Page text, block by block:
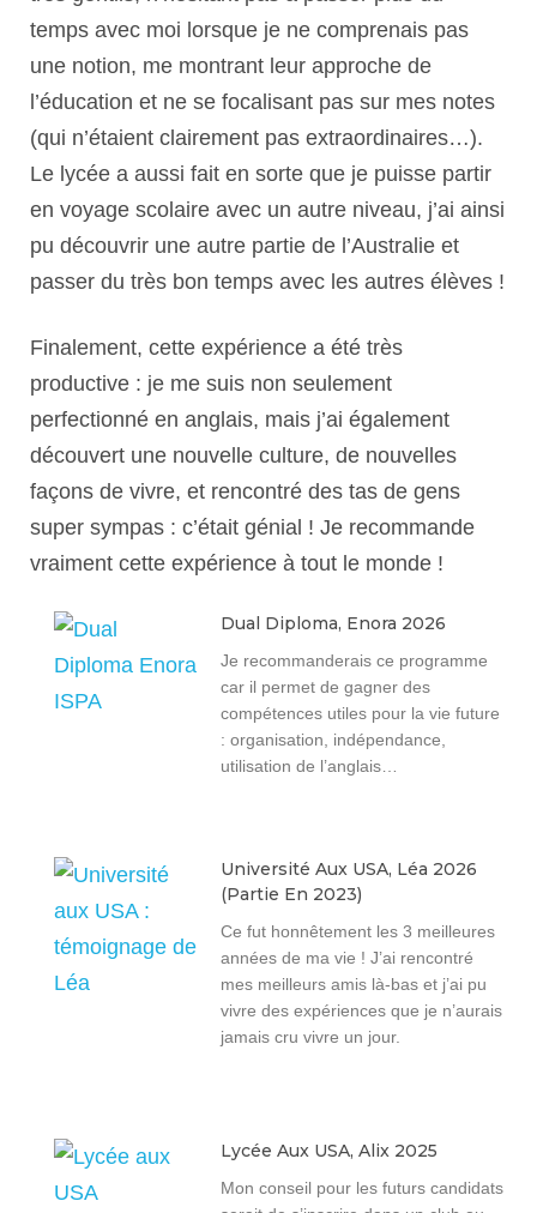
temps avec moi lorsque je ne comprenais pas
une notion, me montrant leur approche de
l’éducation et ne se focalisant pas sur mes notes
(qui n’étaient clairement pas extraordinaires…).
Le lycée a aussi fait en sorte que je puisse partir
en voyage scolaire avec un autre niveau, j’ai ainsi
pu découvrir une autre partie de l’Australie et
passer du très bon temps avec les autres élèves !
Finalement, cette expérience a été très
productive : je me suis non seulement
perfectionné en anglais, mais j’ai également
découvert une nouvelle culture, de nouvelles
façons de vivre, et rencontré des tas de gens
super sympas : c’était génial ! Je recommande
vraiment cette expérience à tout le monde !
Dual Diploma, Enora 2026
Je recommanderais ce programme
car il permet de gagner des
compétences utiles pour la vie future
: organisation, indépendance,
utilisation de l’anglais…
Université Aux USA, Léa 2026
(partie En 2023)
Ce fut honnêtement les 3 meilleures
années de ma vie ! J’ai rencontré
mes meilleurs amis là-bas et j’ai pu
vivre des expériences que je n’aurais
jamais cru vivre un jour.
Lycée Aux USA, Alix 2025
Mon conseil pour les futurs candidats